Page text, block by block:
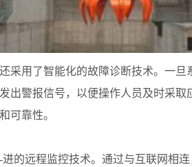
用了智能化的故障诊断技术。一旦
出警报信号，以便操作人员及时采
可靠性。
远程监控技术。通过与互联网相连